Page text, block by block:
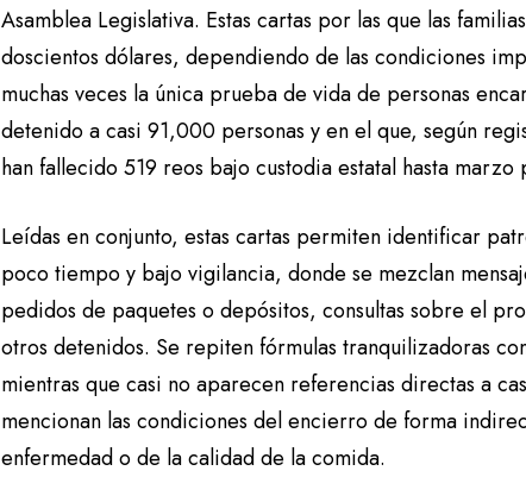
Asamblea Legislativa. Estas cartas por las que las
doscientos dólares, dependiendo de las condiciones
muchas veces la única prueba de vida de personas
detenido a casi 91,000 personas y en el que, según
han fallecido 519 reos bajo custodia estatal hasta marzo
Leídas en conjunto, estas cartas permiten identificar
poco tiempo y bajo vigilancia, donde se mezclan
pedidos de paquetes o depósitos, consultas sobre el
otros detenidos. Se repiten fórmulas tranquilizadoras
mientras que casi no aparecen referencias directas a
mencionan las condiciones del encierro de forma
enfermedad o de la calidad de la comida.